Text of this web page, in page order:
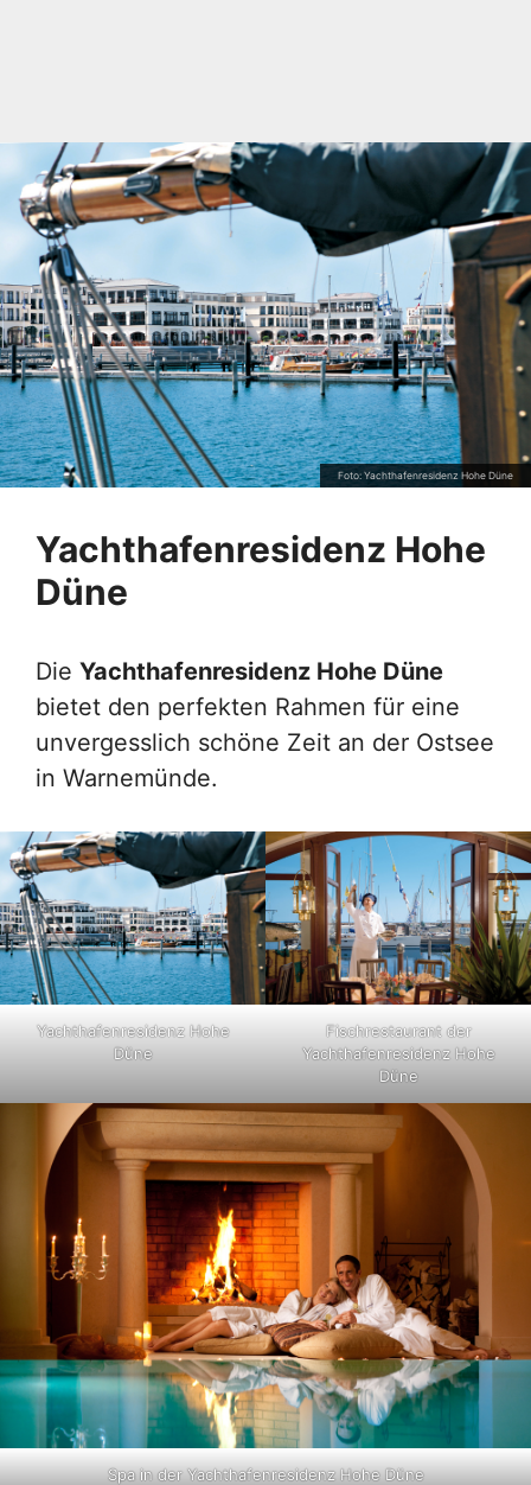
Foto: Yachthafenresidenz Hohe Düne
Yachthafenresidenz Hohe
Düne
Die Yachthafenresidenz Hohe Düne
bietet den perfekten Rahmen für eine
unvergesslich schöne Zeit an der Ostsee
in Warnemünde.
Yachthafenresidenz Hohe
Düne
Fischrestaurant der
Yachthafenresidenz Hohe
Düne
Spa in der Yachthafenresidenz Hohe Düne